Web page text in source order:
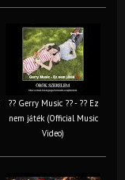
?? Gerry Music ?? - ?? Ez
nem játék (Official Music
Video)